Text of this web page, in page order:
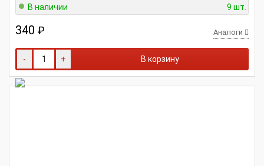
В наличии 9 шт.
340 ₽ Аналоги
- + В корзину